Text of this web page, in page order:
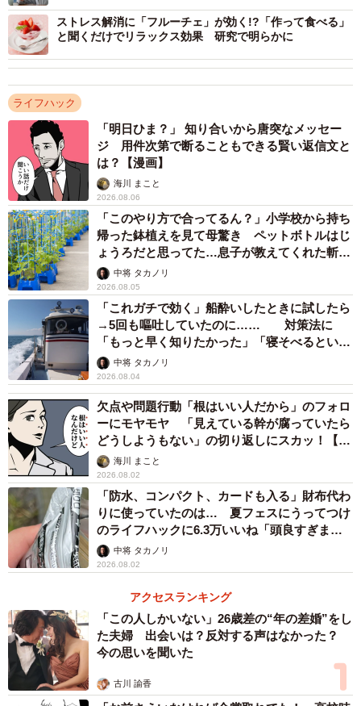
【1位：食べる】
・ストレス具合がMAXの時は、カロリーもなにも気にせず
ます（23歳女性）
・スイーツをカロリーを気にせずに一気に食べます。普段
は太らないようにとか、体のことを考えてカロリーを制限
しているので、ルールを無視して食べると最高にテンショ
ンが上がってストレス解消になります（35歳男性）
【2位：映画・ドラマ・動画を観る】
・大好きなTV番組を録画しておいて、深夜にお酒とおつま
みをそろえて、一人でゆったりと楽しみます（27歳女性）
・私のストレス解消方法はドラマや映画を一気に観ること
です。恋愛ドラマで現実逃避したり、イケメンで目の保養
をしたりします（41歳女性）
・映画を観まくる。ミステリーやヤクザ物とかを観て自分
も悪い人になった気分になって自分のストレスと映画の中
の人の怒りを重ねることで、ストレスのことを忘れていく
（20歳男性）
【3位：運動する】
・筋トレしている時は、集中しているので全てのことを忘
れることができ、終わった後の疲労感が自分自身やりきっ
たと思えるので気持ち良い（36歳男性）
・ランニングで己の身体とただ純粋に向き合い、十二分に
肉体的疲労を得る。そしてヘトヘトの状態でビールを飲む
（24歳男性）
・筋力トレーニングをすることです。体を動かし、汗を流
すことでスッキリしますし、自分の体の変化を感じて自己
肯定感も上がります（30歳女性）
ストレス解消に「フルーチェ」が効く!?「作って食べる」
と聞くだけでリラックス効果 研究で明らかに
ライフハック
「明日ひま？」 知り合いから唐突なメッセー
ジ 用件次第で断ることもできる賢い返信文と
は？【漫画】
海川 まこと
2026.08.06
「このやり方で合ってるん？」小学校から持ち
帰った鉢植えを見て母驚き ペットボトルはじ
ょうろだと思ってた…息子が教えてくれた斬新
な水やりとは
中将 タカノリ
2026.08.05
「これガチで効く」船酔いしたときに試したら
→5回も嘔吐していたのに…… 対策法に
「もっと早く知りたかった」「寝そべるといい
らしい」
中将 タカノリ
2026.08.04
欠点や問題行動「根はいい人だから」のフォロ
ーにモヤモヤ 「見えている幹が腐っていたら
どうしようもない」の切り返しにスカッ！【漫
画】海川 まこと
2026.08.02
「防水、コンパクト、カードも入る」財布代わ
りに使っていたのは… 夏フェスにうってつけ
のライフハックに6.3万いいね「頭良すぎま
す」中将 タカノリ
2026.08.02
アクセスランキング
「この人しかいない」26歳差の“年の差婚”をし
た夫婦 出会いは？反対する声はなかった？
今の思いを聞いた
古川 諭香